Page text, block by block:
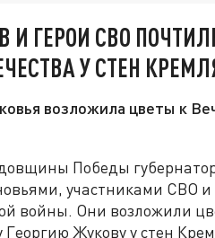
И ГЕРОИ СВО
У СТЕН
возложила цветы к
Победы
участниками СВО
войны. Они возложили
Жукову у стен